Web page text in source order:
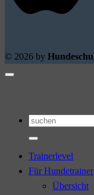
© 2026 by
Suchen
nach:
Trainerlevel
Für Hundetrainer
Übersicht